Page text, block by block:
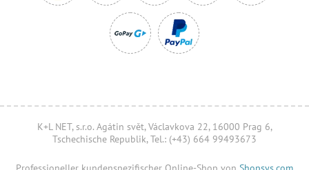
K+L NET, s.r.o. Agátin svět, Václavkova 22, 16000 Prag 6,
Tschechische Republik, Tel.: (+43) 664 99493673